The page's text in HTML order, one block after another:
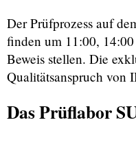
Der Prüfprozess auf
finden um 11:00,
Beweis stellen. Die
Qualitätsanspruch von
Das Prüflabor